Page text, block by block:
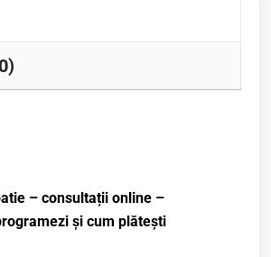
– consultații online –
și cum plătești